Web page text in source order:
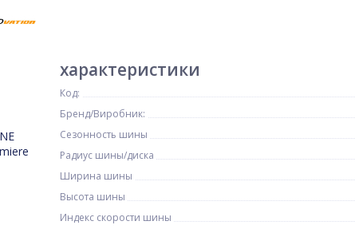
характеристики
Код:
Бренд/Виробник:
Сезонность шины
Радиус шины/диска
Ширина шины
Высота шины
Индекс скорости шины